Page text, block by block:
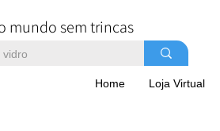
mundo sem trincas
Home Loja Virtual